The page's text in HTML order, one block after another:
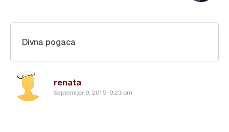
renata
September 9, 2015, 9:23 pm
Divna pogaca